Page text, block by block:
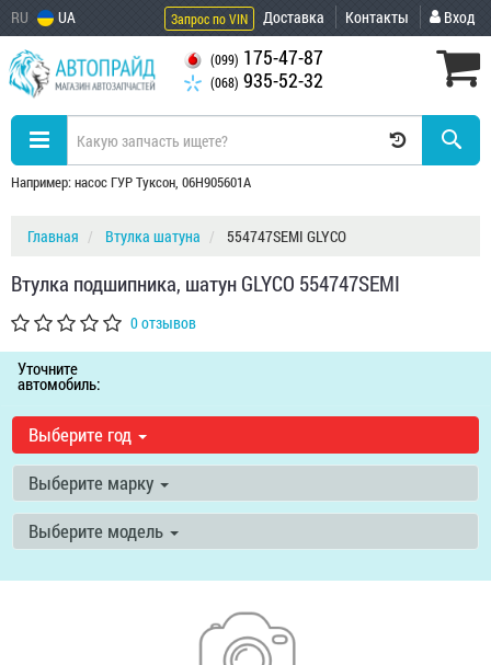
RU UA Запрос по VIN Доставка Контакты Вход
(099) 175-47-87
(068) 935-52-32
Например: насос ГУР Туксон, 06H905601A
Главная Втулка шатуна 554747SEMI GLYCO
Втулка подшипника, шатун GLYCO 554747SEMI
0 отзывов
Уточните
автомобиль:
Выберите год
Выберите марку
Выберите модель